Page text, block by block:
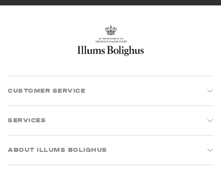
CUSTOMER SERVICE
SERVICES
ABOUT ILLUMS BOLIGHUS